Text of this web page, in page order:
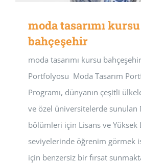
moda tasarımı kursu
bahçeşehir
moda tasarımı kursu
Portfolyosu Moda Tasarım
Programı, dünyanın çeşitli
ve özel üniversitelerde sunulan
bölümleri için Lisans ve Yüksek
seviyelerinde öğrenim görmek
için benzersiz bir fırsat